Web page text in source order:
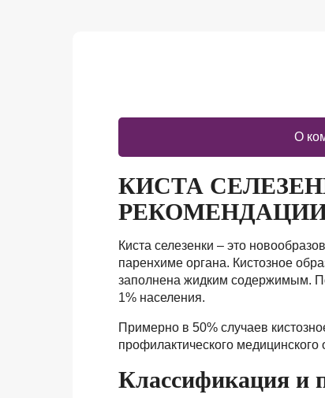
О
КИСТА
Киста селезенки – это
паренхиме органа. Кистозное
заполнена жидким содержимым.
1% населения.
Примерно в 50% случаев
профилактического медицинского
Классификация и